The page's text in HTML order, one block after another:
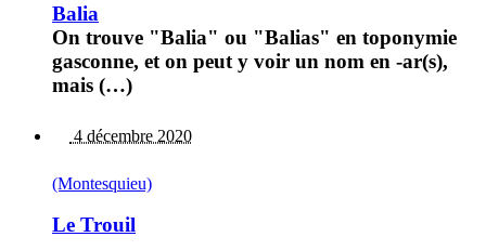
Balia
On trouve "Balia" ou "Balias" en toponymie
gasconne, et on peut y voir un nom en -ar(s),
mais (…)
4 décembre 2020
(Montesquieu)
Le Trouil